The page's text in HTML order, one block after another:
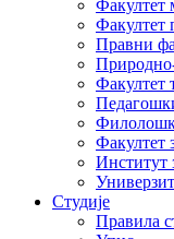
Факултет
Факултет
Правни
Факултет
Факултет
Институт
Студије
Правила